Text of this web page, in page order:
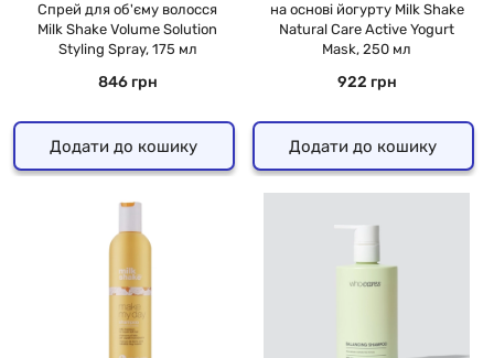
Спрей для об'єму волосся
Milk Shake Volume Solution
Styling Spray, 175 мл
846 грн
Додати до кошику
на основі йогурту Milk Shake
Natural Care Active Yogurt
Mask, 250 мл
922 грн
Додати до кошику